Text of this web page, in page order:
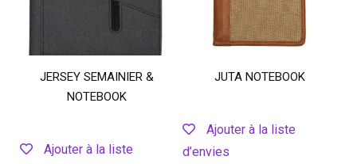
JERSEY SEMAINIER &
NOTEBOOK
Ajouter à la liste
JUTA NOTEBOOK
Ajouter à la liste
d’envies